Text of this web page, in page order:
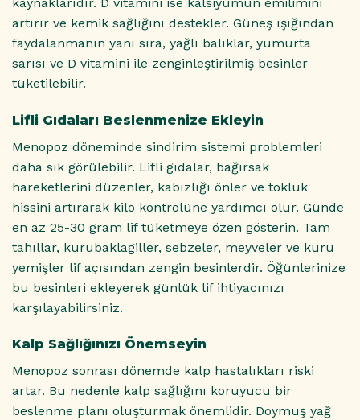
artırır ve kemik sağlığını destekler. Güneş ışığından
faydalanmanın yanı sıra, yağlı balıklar, yumurta
sarısı ve D vitamini ile zenginleştirilmiş besinler
tüketilebilir.
Lifli Gıdaları Beslenmenize Ekleyin
Menopoz döneminde sindirim sistemi problemleri
daha sık görülebilir. Lifli gıdalar, bağırsak
hareketlerini düzenler, kabızlığı önler ve tokluk
hissini artırarak kilo kontrolüne yardımcı olur. Günde
en az 25-30 gram lif tüketmeye özen gösterin. Tam
tahıllar, kurubaklagiller, sebzeler, meyveler ve kuru
yemişler lif açısından zengin besinlerdir. Öğünlerinize
bu besinleri ekleyerek günlük lif ihtiyacınızı
karşılayabilirsiniz.
Kalp Sağlığınızı Önemseyin
Menopoz sonrası dönemde kalp hastalıkları riski
artar. Bu nedenle kalp sağlığını koruyucu bir
beslenme planı oluşturmak önemlidir. Doymuş yağ